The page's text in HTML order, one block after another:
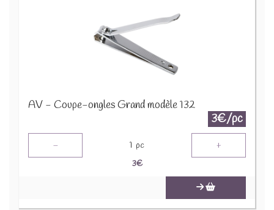
AV - Coupe-ongles Grand modèle 132
3€/pc
- 1 pc +
3€